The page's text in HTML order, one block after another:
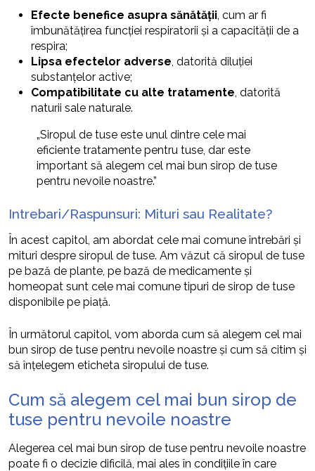
Efecte benefice asupra sănătății , cum ar fi
îmbunătățirea funcției respiratorii și a capacității de a
respira;
Lipsa efectelor adverse , datorită diluției
substanțelor active;
Compatibilitate cu alte tratamente , datorită
naturii sale naturale.
„Siropul de tuse este unul dintre cele mai
eficiente tratamente pentru tuse, dar este
important să alegem cel mai bun sirop de tuse
pentru nevoile noastre.”
Intrebari/Raspunsuri: Mituri sau Realitate?
În acest capitol, am abordat cele mai comune întrebări și
mituri despre siropul de tuse. Am văzut că siropul de tuse
pe bază de plante, pe bază de medicamente și
homeopat sunt cele mai comune tipuri de sirop de tuse
disponibile pe piață.
În următorul capitol, vom aborda cum să alegem cel mai
bun sirop de tuse pentru nevoile noastre și cum să citim și
să înțelegem eticheta siropului de tuse.
Cum să alegem cel mai bun sirop de
tuse pentru nevoile noastre
Alegerea cel mai bun sirop de tuse pentru nevoile noastre
poate fi o decizie dificilă, mai ales în condițiile în care